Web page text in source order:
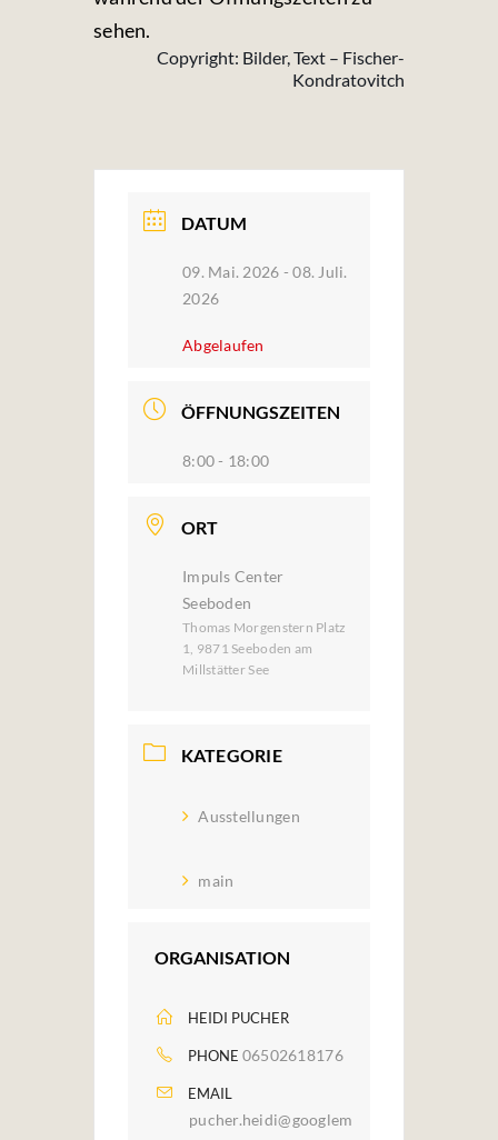
sehen.
Copyright: Bilder, Text – Fischer-
Kondratovitch
DATUM
09. Mai. 2026 - 08. Juli.
2026
Abgelaufen
ÖFFNUNGSZEITEN
8:00 - 18:00
ORT
Impuls Center
Seeboden
Thomas Morgenstern Platz
1, 9871 Seeboden am
Millstätter See
KATEGORIE
Ausstellungen
main
ORGANISATION
HEIDI PUCHER
PHONE 06502618176
EMAIL
pucher.heidi@googlem